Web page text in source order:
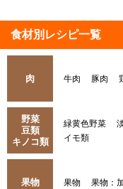
食材別レシピ一覧
肉 牛肉 豚肉
野菜
豆類
キノコ類
緑黄色野菜
イモ類
果物 果物 果物：